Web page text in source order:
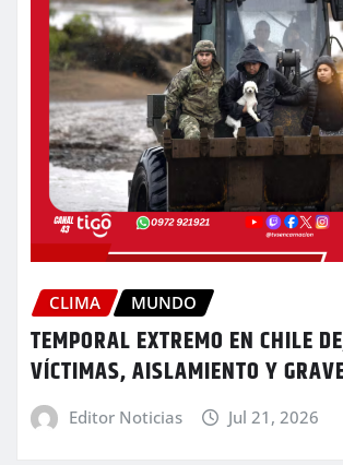
CLIMA MUNDO
TEMPORAL EXTREMO EN CHILE
VÍCTIMAS, AISLAMIENTO Y
Editor Noticias Jul 21, 2026